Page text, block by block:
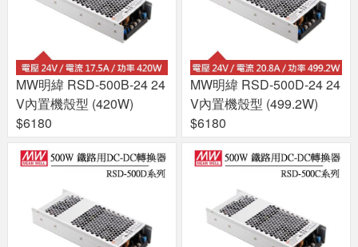
MW明緯 RSD-500B-24 24
V內置機殼型 (420W)
$6180
MW明緯 RSD-500D-24 24
V內置機殼型 (499.2W)
$6180